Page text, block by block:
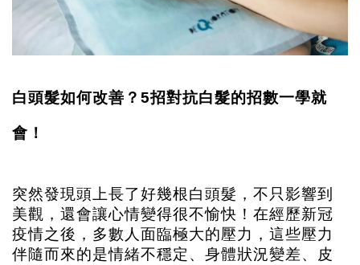
白頭髮如何改善？5招對抗白髮的招數一學就
會！
突然發現頭上長了好幾根白頭髮，不只影響到
美觀，還會讓心情變得很不愉快！在經歷新冠
疫情之後，多數人面臨極大的壓力，這些壓力
伴隨而來的是情緒不穩定、身體狀況變差、皮